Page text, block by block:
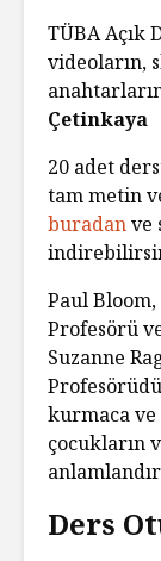
TÜBA Açık
videoların,
Çetinkaya
20 adet
tam metin
buradanve
Paul
Profesörü
Suzanne
kurmaca
çocukların
Ders